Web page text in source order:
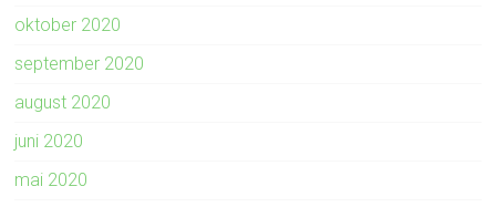
oktober 2020
september 2020
august 2020
juni 2020
mai 2020